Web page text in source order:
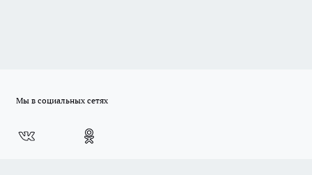
Мы в социальных сетях